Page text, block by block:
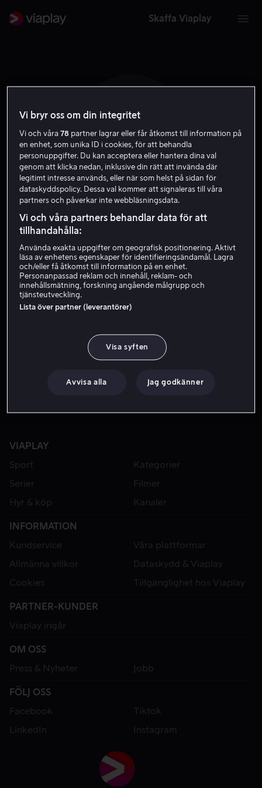
Skaffa Viaplay
A C
Aline Charles
VIAPLAY
Sport
Kategorier
Serier
Filmer
Hyr & köp
Kanaler
INFORMATION
Kundservice
Våra plattformar
Allmänna villkor
Dataskydd & Viaplay
Cookies
Tillgänglighet hos Viaplay
PARTNER-KUNDER
Viaplay ingår
OM OSS
Press & Nyheter
Jobb
FÖLJ OSS
Facebook
Tiktok
LinkedIn
Instagram
Vi bryr oss om din integritet
Vi och våra78 partner lagrar eller får åtkomst till information på
en enhet, som unika ID i cookies, för att behandla
personuppgifter. Du kan acceptera eller hantera dina val
genom att klicka nedan, inklusive din rätt att invända där
legitimt intresse används, eller när som helst på sidan för
dataskyddspolicy. Dessa val kommer att signaleras till våra
partners och påverkar inte webbläsningsdata.
Vi och våra partners behandlar data för att
tillhandahålla:
Använda exakta uppgifter om geografisk positionering. Aktivt
läsa av enhetens egenskaper för identifieringsändamål. Lagra
och/eller få åtkomst till information på en enhet.
Personanpassad reklam och innehåll, reklam- och
innehållsmätning, forskning angående målgrupp och
tjänsteutveckling.
Lista över partner (leverantörer)
Visa syften
Avvisa alla Jag godkänner